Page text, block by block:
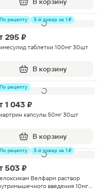
По рецепту 3-й товар за 1 ₽
295 ₽
таблетки 100мг 30шт
В корзину
По рецепту
1 043 ₽
капсулы 50мг 30шт
В корзину
По рецепту 3-й товар за 1 ₽
503 ₽
Велфарм раствор
введения 10мг/